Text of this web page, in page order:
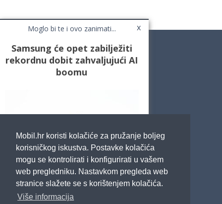
Mobil.hr koristi kolačiće za pružanje boljeg
korisničkog iskustva. Postavke kolačića
mogu se kontrolirati i konfigurirati u vašem
web pregledniku. Nastavkom pregleda web
stranice slažete se s korištenjem kolačića.
Više informacija
Moglo bi te i ovo zanimati... x
Samsung će opet zabilježiti
rekordnu dobit zahvaljujući AI
boomu
Usporedi mobitele
Impressum
Marketing
Pravne odredbe
Izjava o privatnosti
POTRAŽITE NAS